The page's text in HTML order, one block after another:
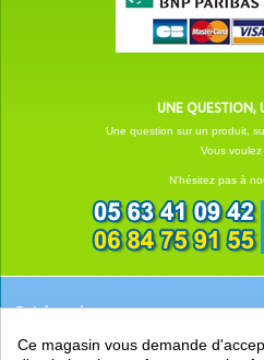
UNE QUESTION,
Une question sur un produit,
Vous voulez
N'hésitez pas à
Catégories
Ce magasin vous demande